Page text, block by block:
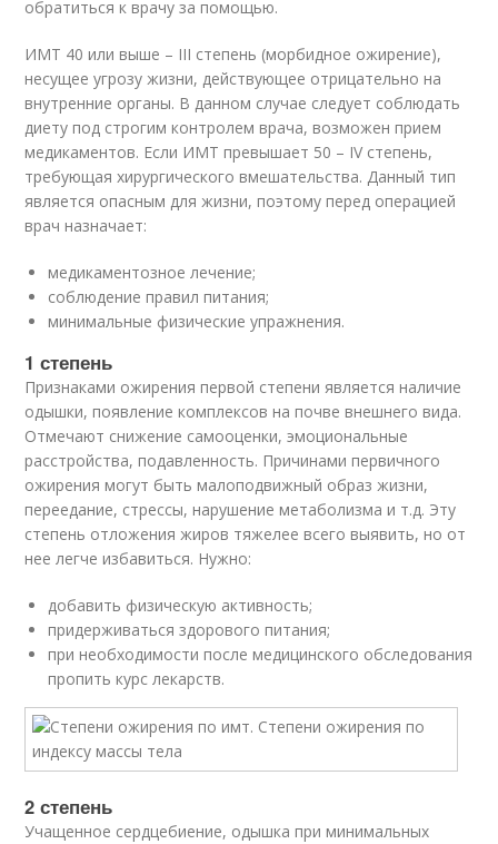
обратиться к врачу за помощью.
ИМТ 40 или выше – III степень (морбидное ожирение),
несущее угрозу жизни, действующее отрицательно на
внутренние органы. В данном случае следует соблюдать
диету под строгим контролем врача, возможен прием
медикаментов. Если ИМТ превышает 50 – IV степень,
требующая хирургического вмешательства. Данный тип
является опасным для жизни, поэтому перед операцией
врач назначает:
медикаментозное лечение;
соблюдение правил питания;
минимальные физические упражнения.
1 степень
Признаками ожирения первой степени является наличие
одышки, появление комплексов на почве внешнего вида.
Отмечают снижение самооценки, эмоциональные
расстройства, подавленность. Причинами первичного
ожирения могут быть малоподвижный образ жизни,
переедание, стрессы, нарушение метаболизма и т.д. Эту
степень отложения жиров тяжелее всего выявить, но от
нее легче избавиться. Нужно:
добавить физическую активность;
придерживаться здорового питания;
при необходимости после медицинского обследования
пропить курс лекарств.
2 степень
Учащенное сердцебиение, одышка при минимальных